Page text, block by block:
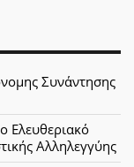
Συνάντησης
Ελευθεριακό
Αλληλεγγύης